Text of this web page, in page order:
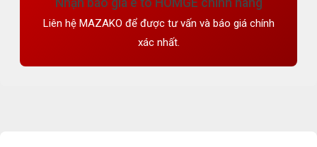
Liên hệ MAZAKO để được tư vấn và báo giá chính
xác nhất.